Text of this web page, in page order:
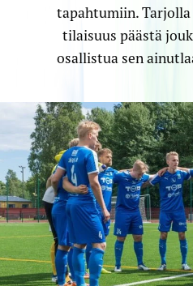
tapahtumiin. Tarjolla
tilaisuus päästä
osallistua sen